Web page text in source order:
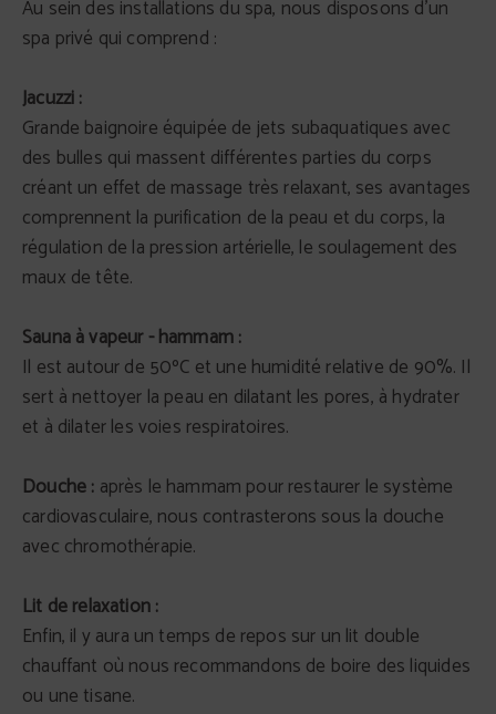
Au sein des installations du spa, nous disposons d'un
spa privé qui comprend :
Jacuzzi :
Grande baignoire équipée de jets subaquatiques avec
des bulles qui massent différentes parties du corps
créant un effet de massage très relaxant, ses avantages
comprennent la purification de la peau et du corps, la
régulation de la pression artérielle, le soulagement des
maux de tête.
Sauna à vapeur - hammam :
Il est autour de 50ºC et une humidité relative de 90%. Il
sert à nettoyer la peau en dilatant les pores, à hydrater
et à dilater les voies respiratoires.
Douche : après le hammam pour restaurer le système
cardiovasculaire, nous contrasterons sous la douche
avec chromothérapie.
Lit de relaxation :
Enfin, il y aura un temps de repos sur un lit double
chauffant où nous recommandons de boire des liquides
ou une tisane.